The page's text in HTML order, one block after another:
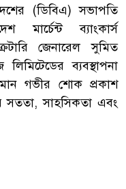
(ডিবিএ) সভাপতি
ব্যাংকার্স
জেনারেল সুমিত
ব্যবস্থাপনা
গভীর শোক প্রকাশ
সততা, সাহসিকতা এবং